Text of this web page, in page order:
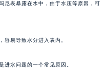
尼表暴露在水中，由于水压等原因，可
容易导致水分进入表内。
进水问题的一个常见原因。